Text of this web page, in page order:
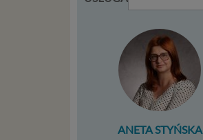
ANETA STYŃSKA